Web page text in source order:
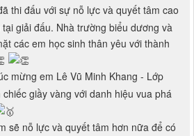
thi đấu với sự nỗ lực và quyết tâm cao
giải đấu. Nhà trường biểu dương và
các em học sinh thân yêu với thành
mừng em Lê Vũ Minh Khang - Lớp
giầy vàng với danh hiệu vua phá
sẽ nỗ lực và quyết tâm hơn nữa để có